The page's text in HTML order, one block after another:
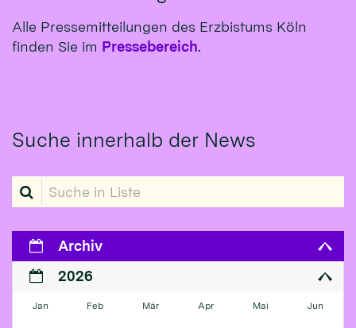
Alle Pressemitteilungen des Erzbistums Köln
finden Sie im Pressebereich.
Suche innerhalb der News
Suche in Liste
Archiv
2026
Jan Feb Mär Apr Mai Jun